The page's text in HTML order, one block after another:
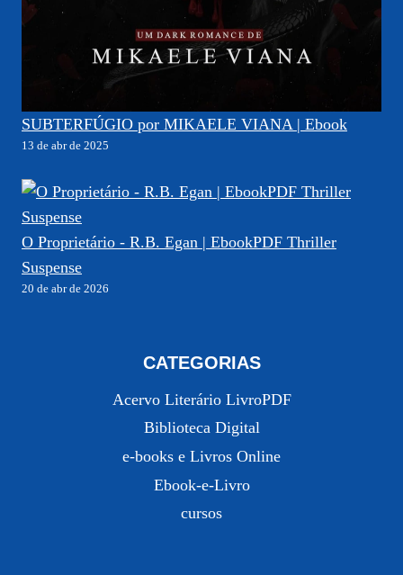
SUBTERFÚGIO por MIKAELE VIANA | Ebook
13 de abr de 2025
O Proprietário - R.B. Egan | EbookPDF Thriller
Suspense
20 de abr de 2026
CATEGORIAS
Acervo Literário LivroPDF
Biblioteca Digital
e-books e Livros Online
Ebook-e-Livro
cursos